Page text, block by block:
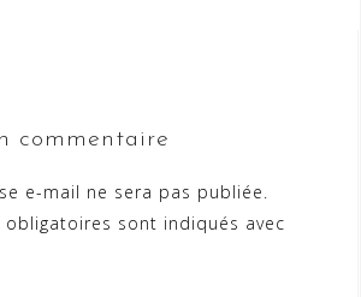
commentaire
e-mail ne sera pas publiée.
obligatoires sont indiqués avec